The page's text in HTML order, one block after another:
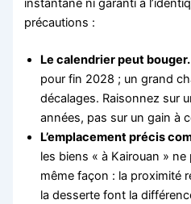
instantané ni garanti à
précautions :
Le calendrier peut bouger.
pour fin 2028 ; un grand
décalages. Raisonnez sur
années, pas sur un gain à
L’emplacement précis
les biens « à Kairouan »
même façon : la proximité
la desserte font la